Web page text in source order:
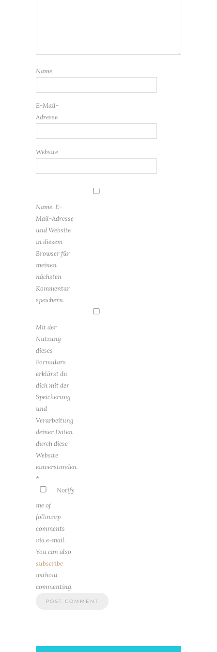
Name
E-Mail-
Adresse
Website
Name, E-
Mail-Adresse
und Website
in diesem
Browser für
meinen
nächsten
Kommentar
speichern.
Mit der
Nutzung
dieses
Formulars
erklärst du
dich mit der
Speicherung
und
Verarbeitung
deiner Daten
durch diese
Website
einverstanden.
*
Notify
me of
followup
comments
via e-mail.
You can also
subscribe
without
commenting.